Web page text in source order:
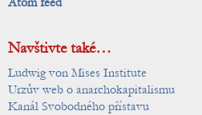
Navštivte také…
Ludwig von Mises Institute
Urzův web o anarchokapitalismu
Kanál Svobodného přístavu